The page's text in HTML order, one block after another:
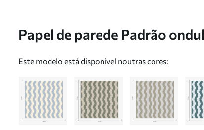
Papel de parede Padrão
Este modelo está disponível noutras cores: